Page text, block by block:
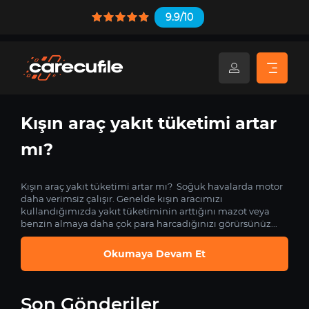
9.9/10
Kışın araç yakıt tüketimi artar
mı?
Kışın araç yakıt tüketimi artar mı? Soğuk havalarda motor
daha verimsiz çalışır. Genelde kışın aracımızı
kullandığımızda yakıt tüketiminin arttığını mazot veya
benzin almaya daha çok para harcadığınızı görürsünüz...
Okumaya Devam Et
Son Gönderiler